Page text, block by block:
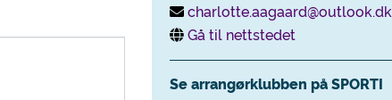
charlotte.aagaard@outlook.dk
Gå til nettstedet
Se arrangørklubben på SPORTI